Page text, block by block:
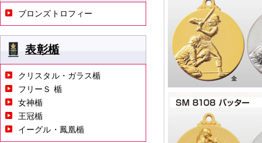
ブロンズトロフィー
表彰楯
クリスタル・ガラス楯
フリーＳ 楯
女神楯
王冠楯
イーグル・鳳凰楯